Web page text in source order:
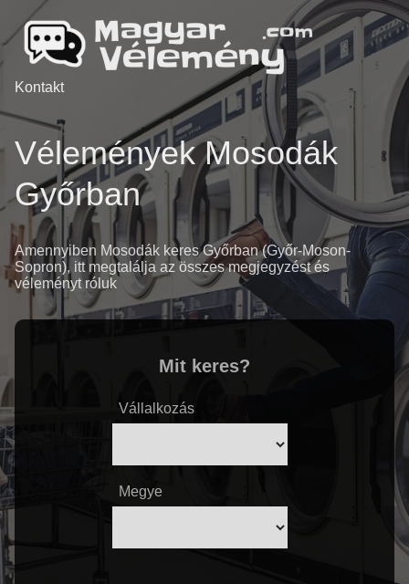
Kontakt
Vélemények Mosodák
Győrban
Amennyiben Mosodák keres Győrban (Győr-Moson-
Sopron), itt megtalálja az összes megjegyzést és
véleményt róluk
Mit keres?
Vállalkozás
Megye